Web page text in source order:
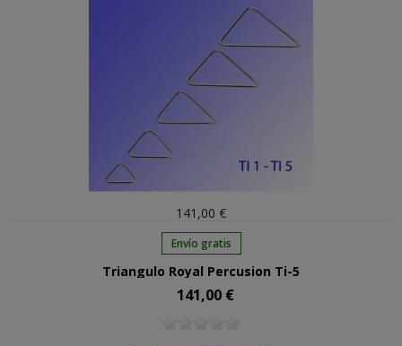
141,00 €
Envío gratis
Triangulo Royal Percusion Ti-5
Precio
141,00 €